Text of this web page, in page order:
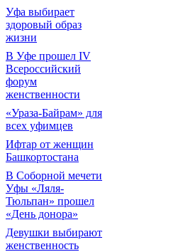
Уфа выбирает
здоровый образ
жизни
В Уфе прошел IV
Всероссийский
форум
женственности
«Ураза-Байрам» для
всех уфимцев
Ифтар от женщин
Башкортостана
В Соборной мечети
Уфы «Ляля-
Тюльпан» прошел
«День донора»
Девушки выбирают
женственность